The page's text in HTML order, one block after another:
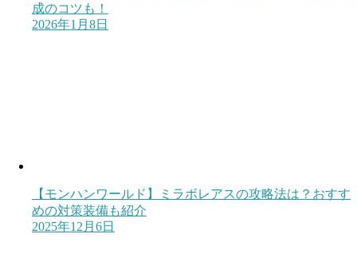
成のコツも！
2026年1月8日
【モンハンワールド】ミラボレアスの攻略法は？おすす
めの対策装備も紹介
2025年12月6日